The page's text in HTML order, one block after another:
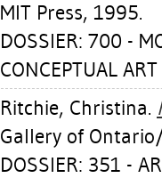
MIT Press, 1995.
DOSSIER: 700 -
CONCEPTUAL ART
Ritchie, Christina.
Gallery of
DOSSIER: 351 -